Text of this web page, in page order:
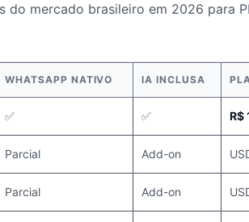
mercado brasileiro em 2026 para
WHATSAPP NATIVO IA INCLUSA
✅ ✅ R$
Parcial Add-on
Parcial Add-on